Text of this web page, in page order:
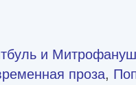
и
проза,